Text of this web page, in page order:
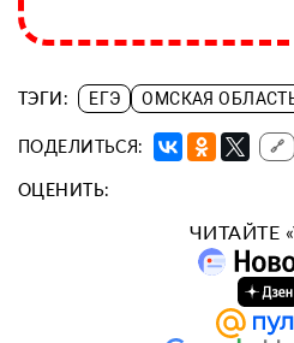
ТЭГИ: ЕГЭ ОМСКАЯ
ПОДЕЛИТЬСЯ: 🔗
ОЦЕНИТЬ:
ЧИТАЙТЕ